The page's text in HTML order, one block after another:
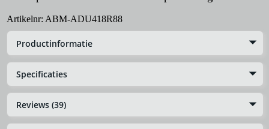
Artikelnr: ABM-ADU418R88
Productinformatie
Specificaties
Reviews (39)